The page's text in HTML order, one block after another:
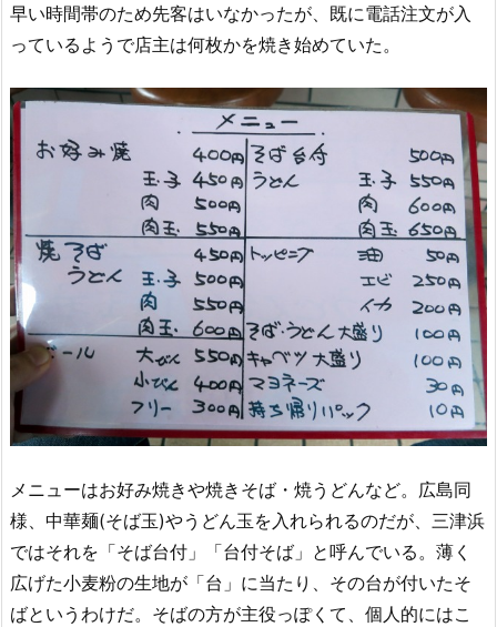
早い時間帯のため先客はいなかったが、既に電話注文が入
っているようで店主は何枚かを焼き始めていた。
メニューはお好み焼きや焼きそば・焼うどんなど。広島同
様、中華麺(そば玉)やうどん玉を入れられるのだが、三津浜
ではそれを「そば台付」「台付そば」と呼んでいる。薄く
広げた小麦粉の生地が「台」に当たり、その台が付いたそ
ばというわけだ。そばの方が主役っぽくて、個人的にはこ